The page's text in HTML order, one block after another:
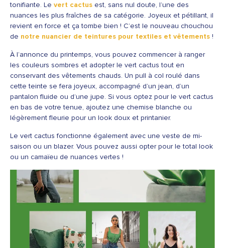
tonifiante. Le vert cactus est, sans nul doute, l’une des
nuances les plus fraîches de sa catégorie. Joyeux et pétillant, il
revient en force et ça tombe bien ! C’est le nouveau chouchou
de notre nuancier de teintures pour textiles et vêtements !
À l’annonce du printemps, vous pouvez commencer à ranger
les couleurs sombres et adopter le vert cactus tout en
conservant des vêtements chauds. Un pull à col roulé dans
cette teinte se fera joyeux, accompagné d’un jean, d’un
pantalon fluide ou d’une jupe. Si vous optez pour le vert cactus
en bas de votre tenue, ajoutez une chemise blanche ou
légèrement fleurie pour un look doux et printanier.
Le vert cactus fonctionne également avec une veste de mi-
saison ou un blazer. Vous pouvez aussi opter pour le total look
ou un camaïeu de nuances vertes !